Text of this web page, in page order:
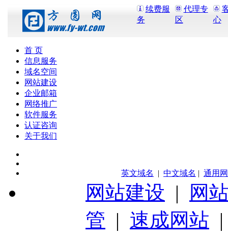
续费服
务
代理专
区
心
首 页
信息服务
域名空间
网站建设
企业邮箱
网络推广
软件服务
认证咨询
关于我们
英文域名 | 中文域名 | 通用
网站建设 |
网
管 | 速成网站